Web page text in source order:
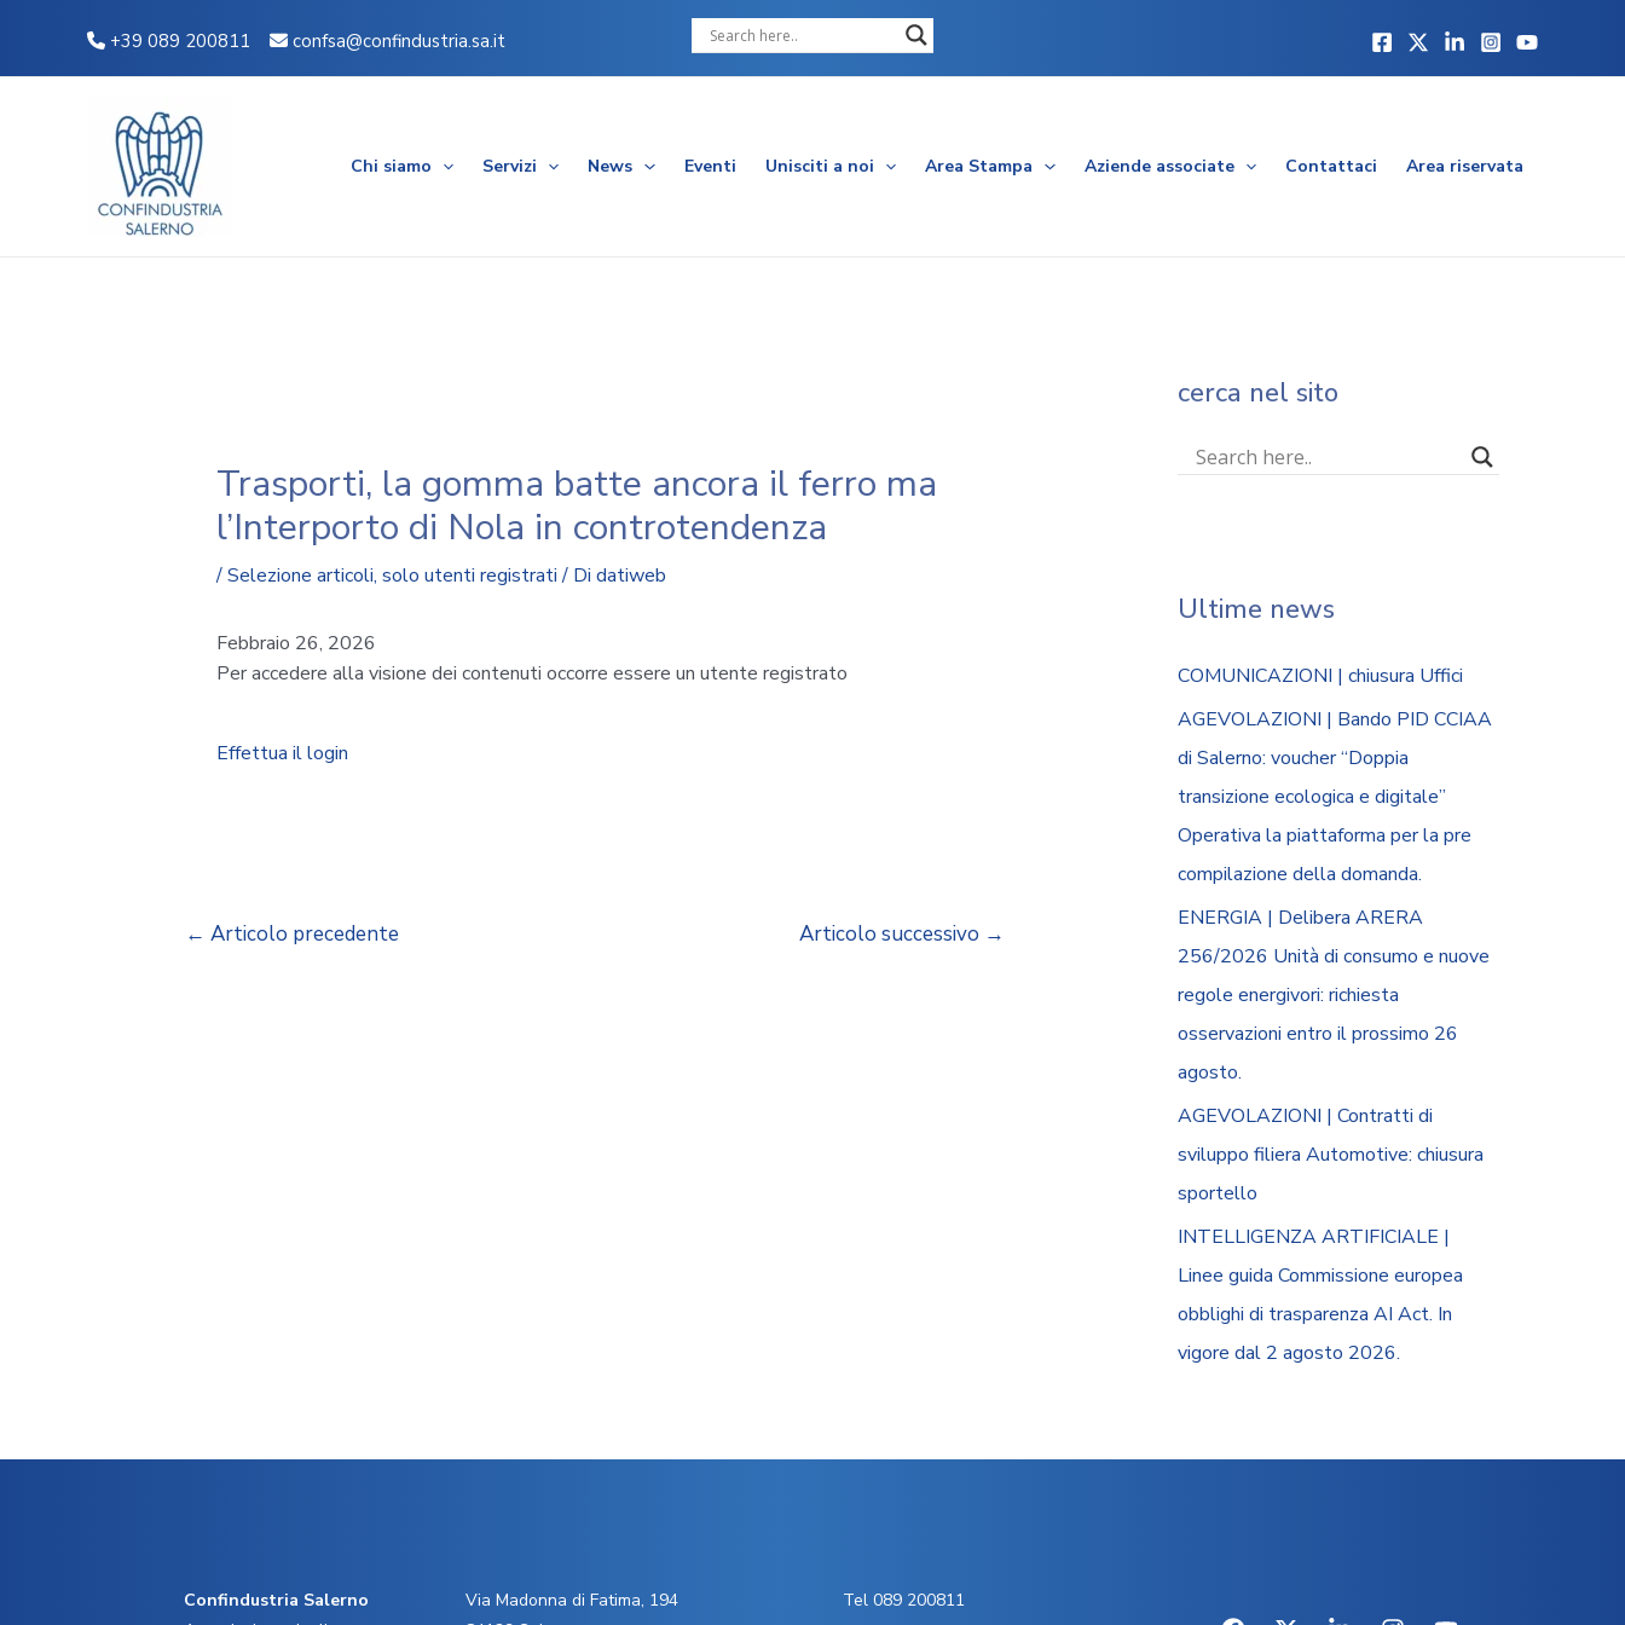
contenuto
+39 089 200811 confsa@confindustria.sa.it
Chi siamo Servizi News Eventi Unisciti a noi Area Stampa Aziende associate Contattaci Area riservata
Trasporti, la gomma batte ancora il ferro ma
l’Interporto di Nola in controtendenza
/Selezione articoli, solo utenti registrati/ Di datiweb
Febbraio 26, 2026
Per accedere alla visione dei contenuti occorre essere un utente registrato
Effettua il login
articoli
← Articolo precedente Articolo successivo →
cerca nel sito
Ultime news
COMUNICAZIONI | chiusura Uffici
AGEVOLAZIONI | Bando PID CCIAA
di Salerno: voucher “Doppia
transizione ecologica e digitale”
Operativa la piattaforma per la pre
compilazione della domanda.
ENERGIA | Delibera ARERA
256/2026 Unità di consumo e nuove
regole energivori: richiesta
osservazioni entro il prossimo 26
agosto.
AGEVOLAZIONI | Contratti di
sviluppo filiera Automotive: chiusura
sportello
INTELLIGENZA ARTIFICIALE |
Linee guida Commissione europea
obblighi di trasparenza AI Act. In
vigore dal 2 agosto 2026.
Confindustria Salerno
Via Madonna di Fatima, 194
Tel 089 200811